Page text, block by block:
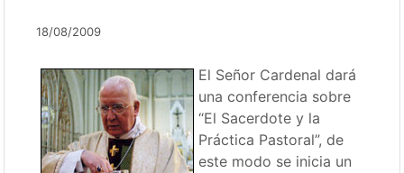
18/08/2009
El Señor Cardenal dará
una conferencia sobre
“El Sacerdote y la
Práctica Pastoral”, de
este modo se inicia un